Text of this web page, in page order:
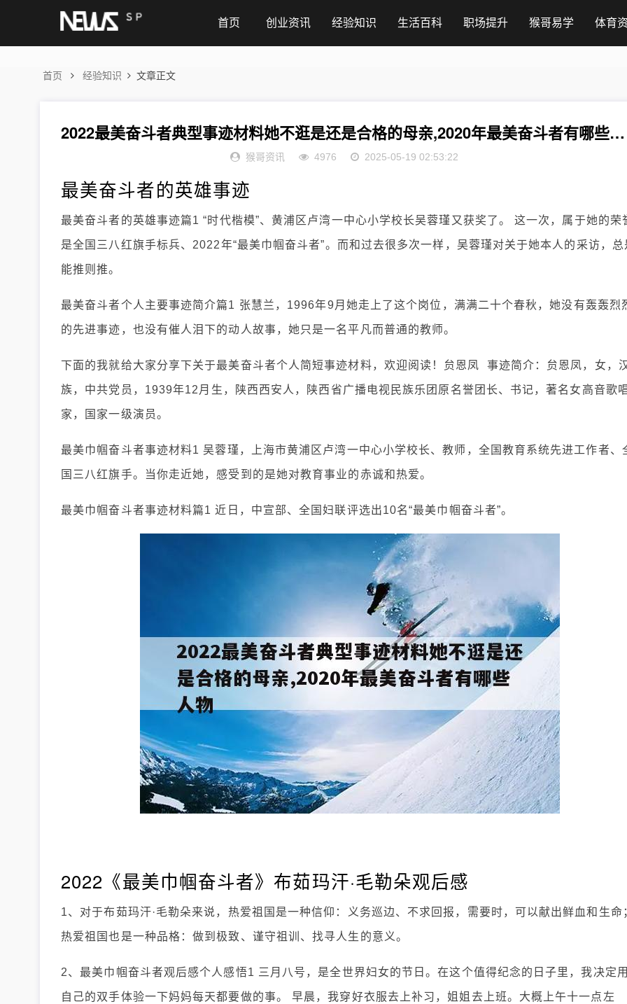
首页 创业资讯 经验知识 生活百科 职场提升 猴哥易学 体育
首页 经验知识 文章正文
2022最美奋斗者典型事迹材料她不逛是还是合格的母亲,2020年最美奋斗者有哪些人物
猴哥资讯 4976 2025-05-19 02:53:22
最美奋斗者的英雄事迹
最美奋斗者的英雄事迹篇1 “时代楷模”、黄浦区卢湾一中心小学校长吴蓉瑾又获奖了。 这一次，属于她的荣
是全国三八红旗手标兵、2022年“最美巾帼奋斗者”。而和过去很多次一样，吴蓉瑾对关于她本人的采访，总
能推则推。
最美奋斗者个人主要事迹简介篇1 张慧兰，1996年9月她走上了这个岗位，满满二十个春秋，她没有轰轰烈
的先进事迹，也没有催人泪下的动人故事，她只是一名平凡而普通的教师。
下面的我就给大家分享下关于最美奋斗者个人简短事迹材料，欢迎阅读！贠恩凤 事迹简介：贠恩凤，女，
族，中共党员，1939年12月生，陕西西安人，陕西省广播电视民族乐团原名誉团长、书记，著名女高音歌
家，国家一级演员。
最美巾帼奋斗者事迹材料1 吴蓉瑾，上海市黄浦区卢湾一中心小学校长、教师，全国教育系统先进工作者、
国三八红旗手。当你走近她，感受到的是她对教育事业的赤诚和热爱。
最美巾帼奋斗者事迹材料篇1 近日，中宣部、全国妇联评选出10名“最美巾帼奋斗者”。
2022《最美巾帼奋斗者》布茹玛汗·毛勒朵观后感
1、对于布茹玛汗·毛勒朵来说，热爱祖国是一种信仰：义务巡边、不求回报，需要时，可以献出鲜血和生命
热爱祖国也是一种品格：做到极致、谨守祖训、找寻人生的意义。
2、最美巾帼奋斗者观后感个人感悟1 三月八号，是全世界妇女的节日。在这个值得纪念的日子里，我决定用
自己的双手体验一下妈妈每天都要做的事。 早晨，我穿好衣服去上补习，姐姐去上班。大概上午十一点左